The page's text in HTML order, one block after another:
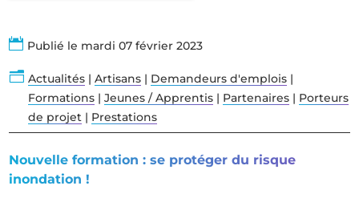
 Publié le mardi 07 février 2023
n Actualités| Artisans| Demandeurs d'emplois|
Formations| Jeunes / Apprentis| Partenaires| Porteurs
de projet| Prestations
Nouvelle formation : se protéger du risque
inondation !